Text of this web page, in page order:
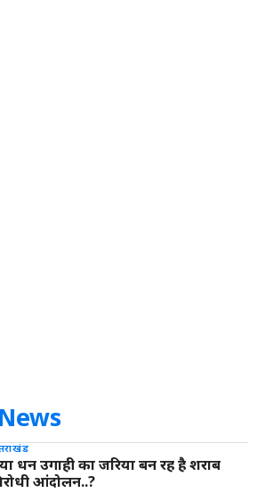
धन उगाही का जरिया बन रह है शराब
आंदोलन..?